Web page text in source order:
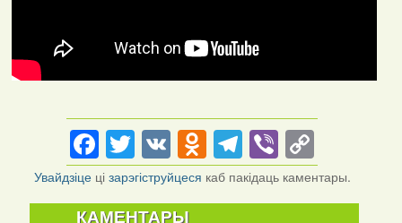
Facebook
Twitter
VKOdnoklassniki
Telegram
Viber
Link
Увайдзіце цізарэгіструйцеся каб пакідаць каментары.
КАМЕНТАРЫ